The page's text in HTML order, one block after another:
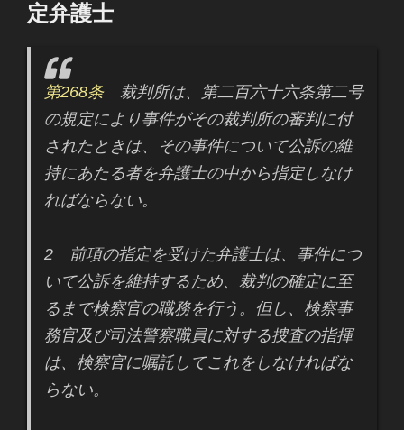
定弁護士
第268条裁判所は、第二百六十六条第二号
の規定により事件がその裁判所の審判に付
されたときは、その事件について公訴の維
持にあたる者を弁護士の中から指定しなけ
ればならない。
2 前項の指定を受けた弁護士は、事件につ
いて公訴を維持するため、裁判の確定に至
るまで検察官の職務を行う。但し、検察事
務官及び司法警察職員に対する捜査の指揮
は、検察官に嘱託してこれをしなければな
らない。